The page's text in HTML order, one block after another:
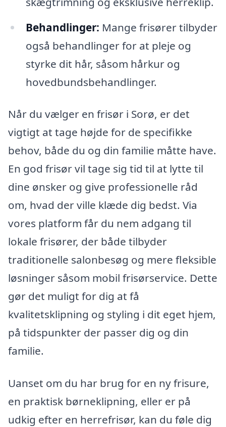
Behandlinger: Mange frisører tilbyder
også behandlinger for at pleje og
styrke dit hår, såsom hårkur og
hovedbundsbehandlinger.
Når du vælger en frisør i Sorø, er det
vigtigt at tage højde for de specifikke
behov, både du og din familie måtte have.
En god frisør vil tage sig tid til at lytte til
dine ønsker og give professionelle råd
om, hvad der ville klæde dig bedst. Via
vores platform får du nem adgang til
lokale frisører, der både tilbyder
traditionelle salonbesøg og mere fleksible
løsninger såsom mobil frisørservice. Dette
gør det muligt for dig at få
kvalitetsklipning og styling i dit eget hjem,
på tidspunkter der passer dig og din
familie.
Uanset om du har brug for en ny frisure,
en praktisk børneklipning, eller er på
udkig efter en herrefrisør, kan du føle dig